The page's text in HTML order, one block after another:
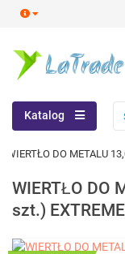
Katalog
WIERTŁO DO METALU
WIERTŁO DO
szt.)